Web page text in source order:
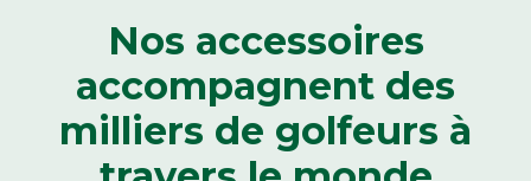
Nos accessoires
accompagnent des
milliers de golfeurs à